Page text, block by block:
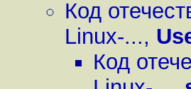
Код
Linux-...,
Код